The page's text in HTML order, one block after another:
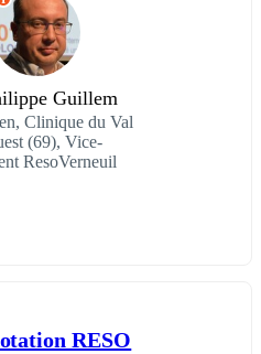
Guillem
Clinique du Val
(69), Vice-
ResoVerneuil
RESO